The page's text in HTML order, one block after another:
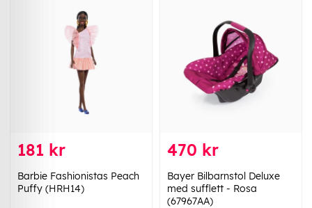
181 kr
Barbie Fashionistas Peach
Puffy (HRH14)
470 kr
Bayer Bilbarnstol Deluxe
med sufflett - Rosa
(67967AA)